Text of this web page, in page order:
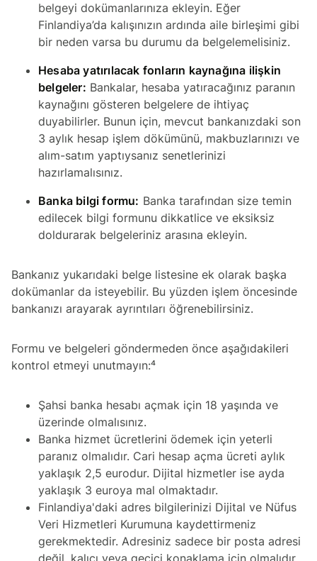
belgeyi dokümanlarınıza ekleyin. Eğer
Finlandiya’da kalışınızın ardında aile birleşimi gibi
bir neden varsa bu durumu da belgelemelisiniz.
Hesaba yatırılacak fonların kaynağına ilişkin
belgeler: Bankalar, hesaba yatıracağınız paranın
kaynağını gösteren belgelere de ihtiyaç
duyabilirler. Bunun için, mevcut bankanızdaki son
3 aylık hesap işlem dökümünü, makbuzlarınızı ve
alım-satım yaptıysanız senetlerinizi
hazırlamalısınız.
Banka bilgi formu: Banka tarafından size temin
edilecek bilgi formunu dikkatlice ve eksiksiz
doldurarak belgeleriniz arasına ekleyin.
Bankanız yukarıdaki belge listesine ek olarak başka
dokümanlar da isteyebilir. Bu yüzden işlem öncesinde
bankanızı arayarak ayrıntıları öğrenebilirsiniz.
Formu ve belgeleri göndermeden önce aşağıdakileri
kontrol etmeyi unutmayın:⁴
Şahsi banka hesabı açmak için 18 yaşında ve
üzerinde olmalısınız.
Banka hizmet ücretlerini ödemek için yeterli
paranız olmalıdır. Cari hesap açma ücreti aylık
yaklaşık 2,5 eurodur. Dijital hizmetler ise ayda
yaklaşık 3 euroya mal olmaktadır.
Finlandiya'daki adres bilgilerinizi Dijital ve Nüfus
Veri Hizmetleri Kurumuna kaydettirmeniz
gerekmektedir. Adresiniz sadece bir posta adresi